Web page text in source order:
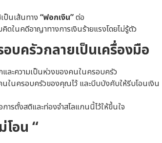
ป็นเส้นทาง “ฟอกเงิน”ต่อ
ดในคดีอาญาทางการเงินร้ายแรงโดยไม่รู้ตัว
บครัวกลายเป็นเครื่องมือ
ละความเป็นห่วงของคนในครอบครัว
นในครอบครัวของคุณไว้ และบีบบังคับให้รีบโอนเงิน
รตั้งสติและท่องจำสโลแกนนี้ไว้ให้ขึ้นใจ
โอน “